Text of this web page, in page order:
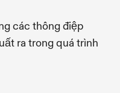
các thông điệp
ra trong quá trình